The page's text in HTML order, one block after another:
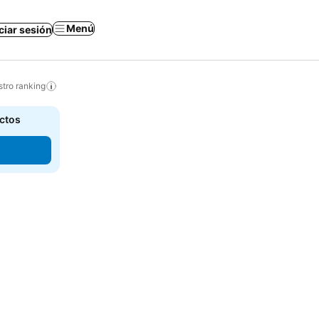
sesión Menú
ranking